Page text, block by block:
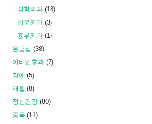
정형외과 (18)
항문외과 (3)
흉부외과 (1)
응급실 (38)
이비인후과 (7)
장애 (5)
재활 (8)
정신건강 (80)
중독 (11)